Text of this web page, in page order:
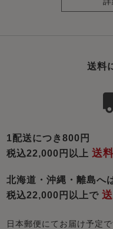
送料
1配送につき800円
税込22,000円以上送
北海道・沖縄・離島へ
税込22,000円以上で
日本郵便にてお届け予定